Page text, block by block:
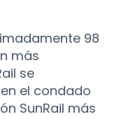
98
más
se
en el condado
SunRail más